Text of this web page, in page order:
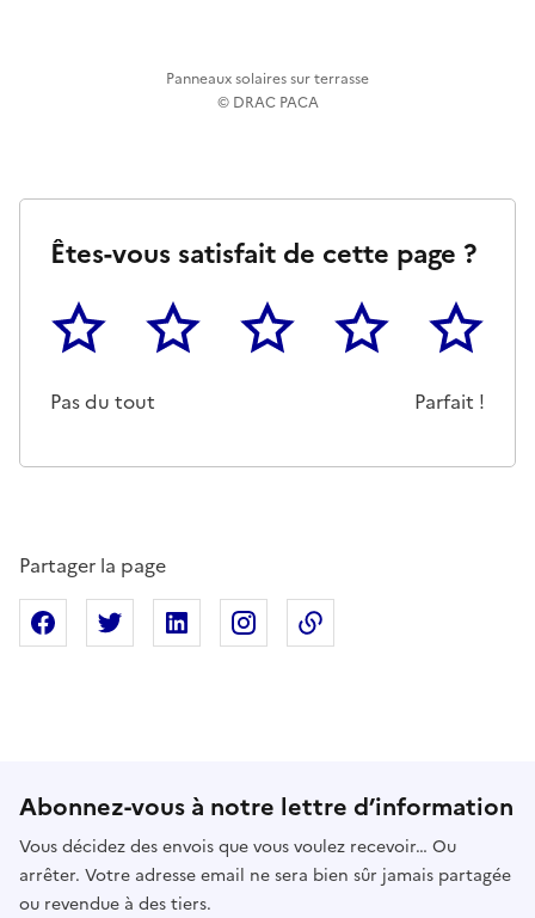
Panneaux solaires sur terrasse
© DRAC PACA
Êtes-vous satisfait de cette page ?
1
Pas du tout
2 3 4 5
Parfait !
Partager la page
Partager sur Facebook
Partager sur XPartager sur Linkedin
Partager sur Instagram
Abonnez-vous à notre lettre d’information
Vous décidez des envois que vous voulez recevoir… Ou
arrêter. Votre adresse email ne sera bien sûr jamais partagée
ou revendue à des tiers.